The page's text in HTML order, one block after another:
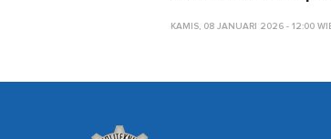
KAMIS, 08 JANUARI 2026 - 12:00